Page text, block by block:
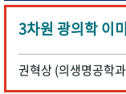
3차원 광의학 이
권혁상 (의생명공학